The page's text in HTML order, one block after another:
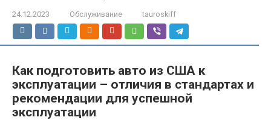
24.12.2023 Обслуживание tauroskiff
Как подготовить авто из США к
эксплуатации – отличия в стандартах и
рекомендации для успешной
эксплуатации